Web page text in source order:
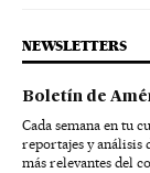
NEWSLETTERS
Boletín de
Cada semana en tu
reportajes y análisis
más relevantes del